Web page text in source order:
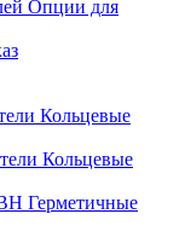
Опции для
Кольцевые
Кольцевые
Герметичные